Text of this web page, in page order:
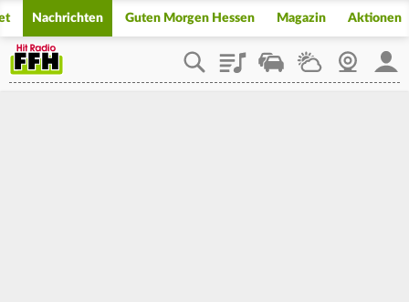
Nachrichten Guten Morgen Hessen Magazin Aktionen
PlaylistStaupilotWetterWebcam